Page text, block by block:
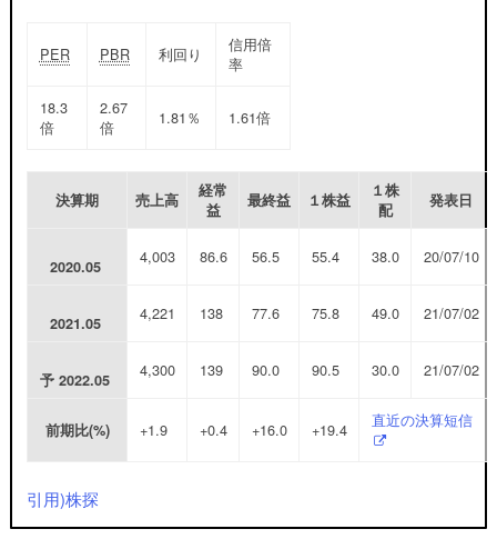
PER PBR 利回り
信用倍
率
18.3
倍
2.67
倍
1.81％ 1.61倍
決算期 売上高
経常
益
最終益 １株益
１株
配
発表日
2020.05 4,003 86.6 56.5 55.4 38.0 20/07/10
2021.05 4,221 138 77.6 75.8 49.0 21/07/02
予2022.05 4,300 139 90.0 90.5 30.0 21/07/02
前期比(%) +1.9 +0.4 +16.0 +19.4 直近の決算短信
引用)株探